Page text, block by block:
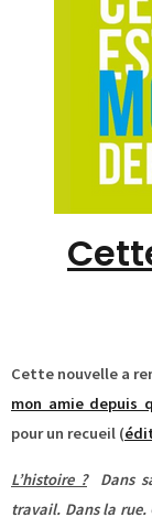
Cette nouvelle a
mon amie depuis
pour un recueil (
L’histoire ?Dans
travail. Dans la rue.